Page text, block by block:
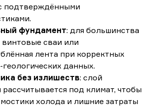
подтверждёнными
фундамент: для большинства
сваи или
лента при корректных
данных.
без излишеств: слой
рассчитывается под климат, чтобы
холода и лишние затраты